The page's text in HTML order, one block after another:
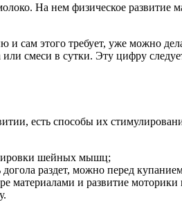
На нем физическое
и сам этого требует, уже можно
смеси в сутки. Эту цифру
есть способы их
шейных мышц;
раздет, можно перед
материалами и развитие